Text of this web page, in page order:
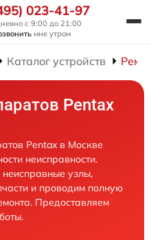
023-41-97
с 9:00 до 21:00
мне утром
Каталог устройств
Pentax
Pentax в Москве
неисправности.
узлы,
и проводим полную
Предоставляем